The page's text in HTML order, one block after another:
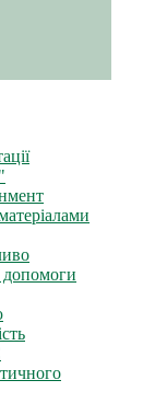
допомоги